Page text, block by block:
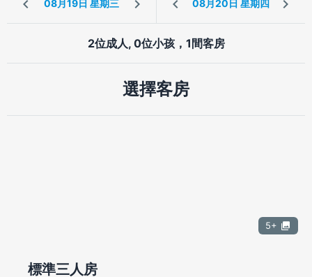
2位成人, 0位小孩，1間客房
選擇客房
5+
標準三人房